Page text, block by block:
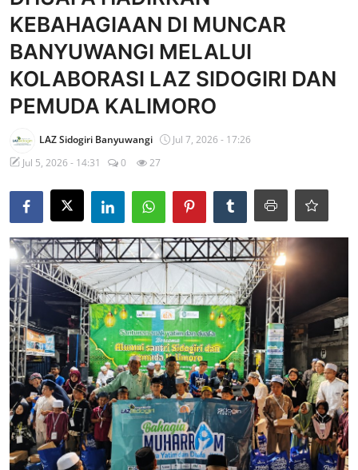
Edukasi ZIS
Contact
Majalah
Donasi
KEBAHAGIAAN DI MUNCAR
BANYUWANGI MELALUI
KOLABORASI LAZ SIDOGIRI DAN
PEMUDA KALIMORO
LAZ Sidogiri Banyuwangi
Jul 7, 2026 - 17:26
Jul 5, 2026 - 14:31
0 27